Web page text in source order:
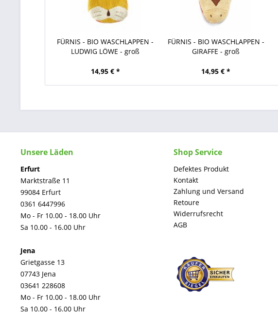
FÜRNIS - BIO WASCHLAPPEN -
LUDWIG LÖWE - groß
14,95 € *
FÜRNIS - BIO WASCHLAPPEN -
GIRAFFE - groß
14,95 € *
Unsere Läden
Erfurt
Marktstraße 11
99084 Erfurt
0361 6447996
Mo - Fr 10.00 - 18.00 Uhr
Sa 10.00 - 16.00 Uhr
Jena
Grietgasse 13
07743 Jena
03641 228608
Mo - Fr 10.00 - 18.00 Uhr
Sa 10.00 - 16.00 Uhr
Shop Service
Defektes Produkt
Kontakt
Zahlung und Versand
Retoure
Widerrufsrecht
AGB